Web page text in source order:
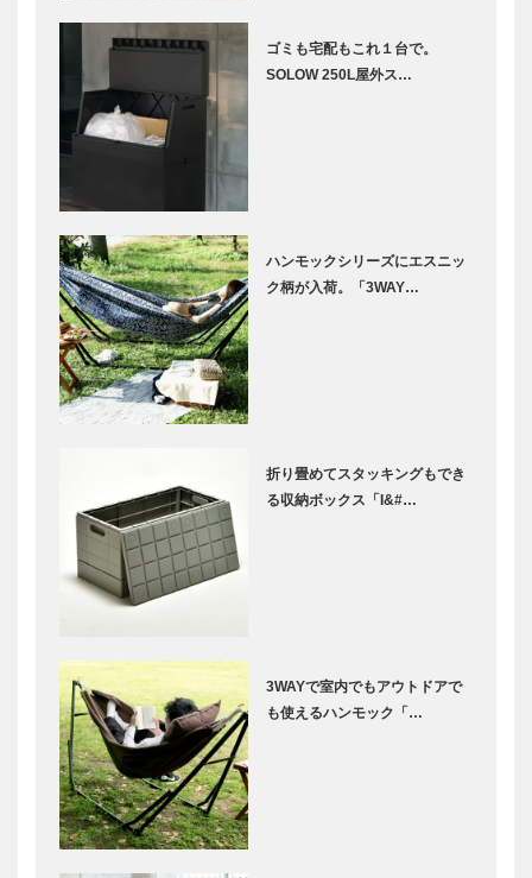
ゴミも宅配もこれ１台で。
SOLOW 250L屋外ス…
ハンモックシリーズにエスニッ
ク柄が入荷。「3WAY…
折り畳めてスタッキングもでき
る収納ボックス「I&#…
3WAYで室内でもアウトドアで
も使えるハンモック「…